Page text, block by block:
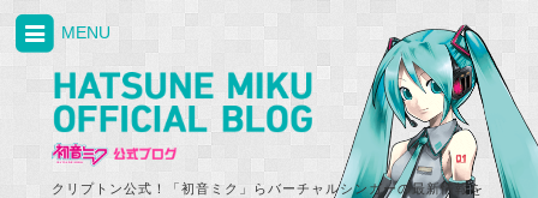
クリプトン公式！「初音ミク」らバーチャルシンガーの最新情報を
MENU